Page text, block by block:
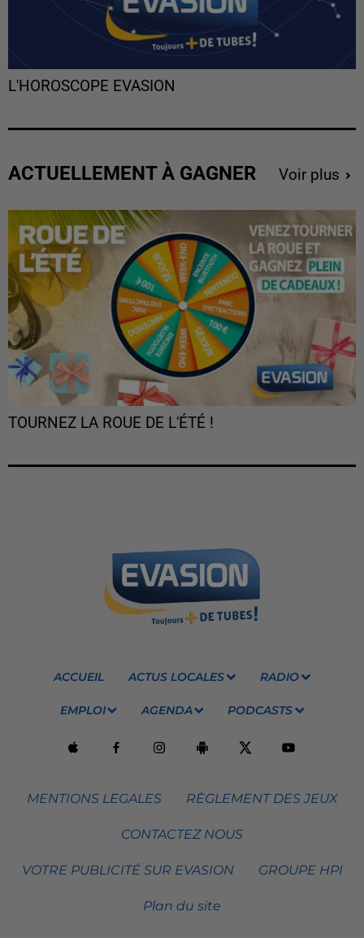
L'HOROSCOPE EVASION
ACTUELLEMENT À GAGNER Voir plus
TOURNEZ LA ROUE DE L'ÉTÉ !
ACCUEIL ACTUS LOCALES RADIO
EMPLOI AGENDA PODCASTS
MENTIONS LEGALES RÈGLEMENT DES JEUX
CONTACTEZ NOUS
VOTRE PUBLICITÉ SUR EVASION GROUPE HPI
Plan du site